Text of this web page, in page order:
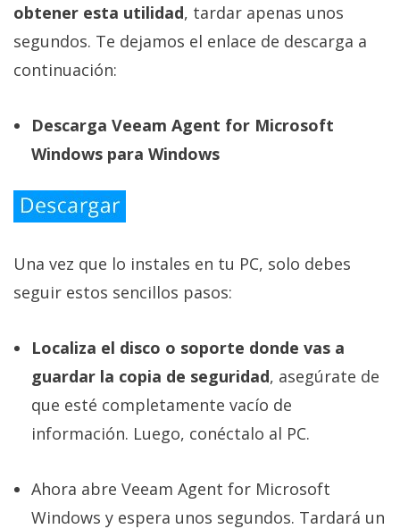
obtener esta utilidad, tardar apenas unos
segundos. Te dejamos el enlace de descarga a
continuación:
Descarga Veeam Agent for Microsoft
Windows para Windows
Una vez que lo instales en tu PC, solo debes
seguir estos sencillos pasos:
Localiza el disco o soporte donde vas a
guardar la copia de seguridad, asegúrate de
que esté completamente vacío de
información. Luego, conéctalo al PC.
Ahora abre Veeam Agent for Microsoft
Windows y espera unos segundos. Tardará un